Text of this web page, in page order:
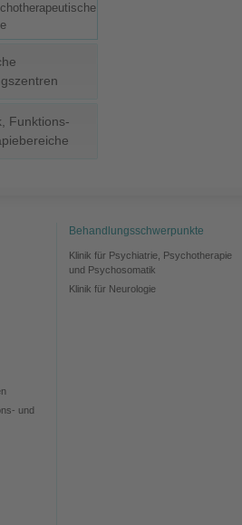
Funktions-
und
Behandlungsschwerpunkte
Klinik für Psychiatrie, Psychotherapie
und Psychosomatik
Klinik für Neurologie